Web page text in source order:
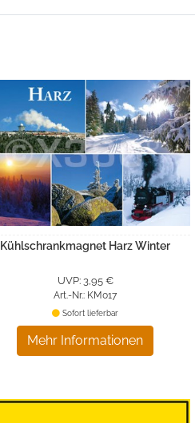
Kühlschrankmagnet Harz Winter
UVP: 3,95 €
Art.-Nr.: KM017
Mehr Informationen
Sofort lieferbar